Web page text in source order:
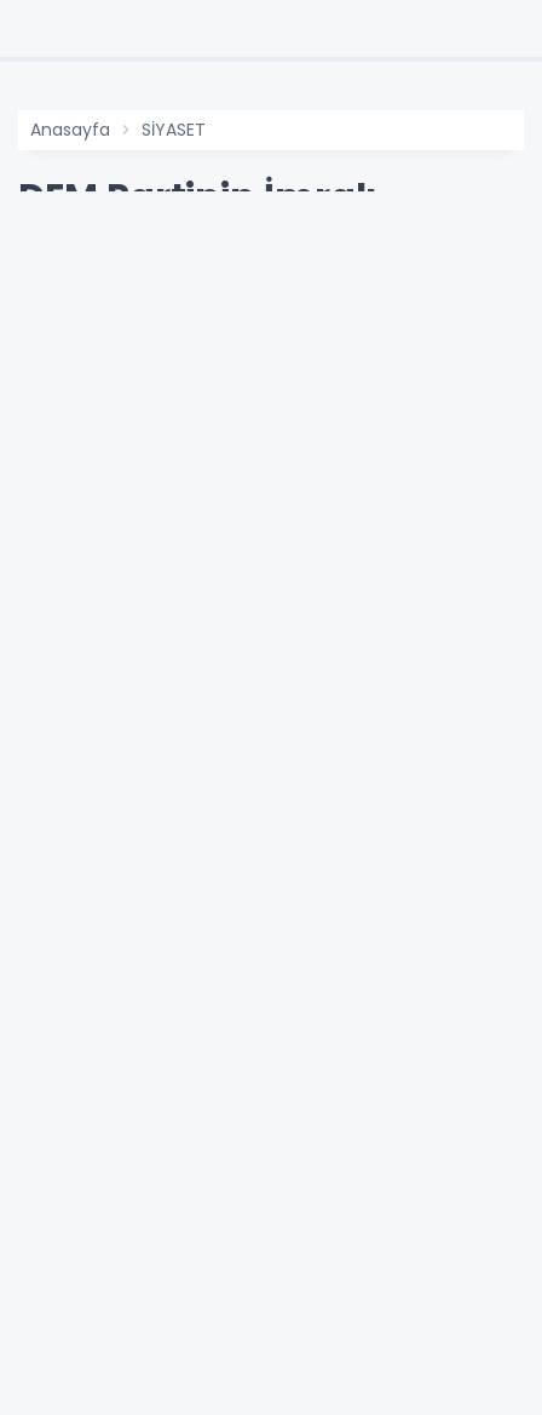
Anasayfa SİYASET
DEM Partinin İmralı